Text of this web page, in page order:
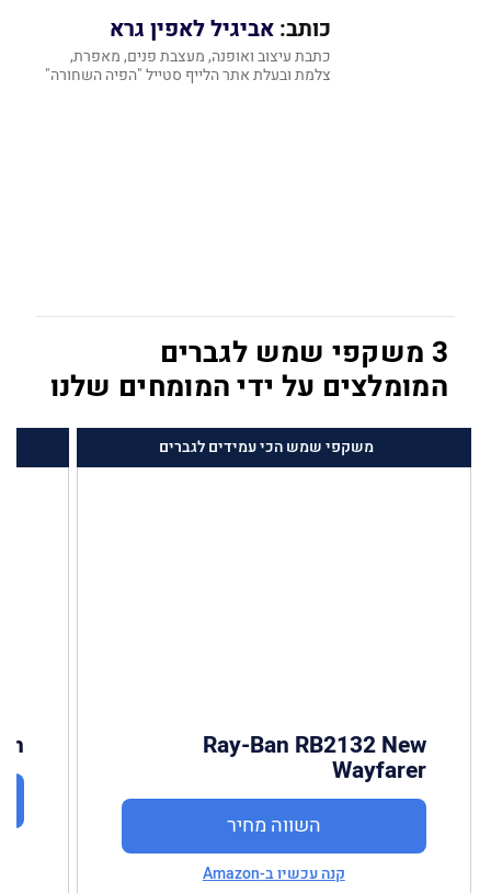
כותב: אביגיל לאפין גרא
כתבת עיצוב ואופנה, מעצבת פנים, מאפרת,
צלמת ובעלת אתר הלייף סטייל "הפיה השחורה"
3 משקפי שמש לגברים
המומלצים על ידי המומחים שלנו
משקפי שמש הכי עמידים לגברים
Ray-Ban RB2132 New
Wayfarer
השווה מחיר
קנה עכשיו ב-Amazon